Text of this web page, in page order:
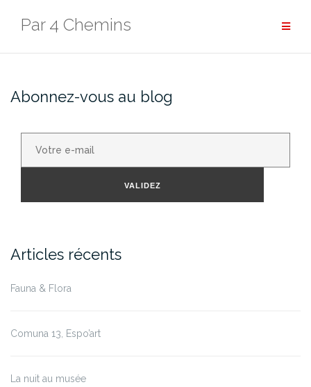
Par 4 Chemins
Abonnez-vous au blog
VALIDEZ
Articles récents
Fauna & Flora
Comuna 13, Espo’art
La nuit au musée